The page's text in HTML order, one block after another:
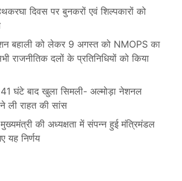
दिवस पर बुनकरों एवं शिल्पकारों को
बहाली को लेकर 9 अगस्त को NMOPS का
राजनीतिक दलों के प्रतिनिधियों को किया
घंटे बाद खुला सिमली- अल्मोड़ा नेशनल
ली राहत की सांस
की अध्यक्षता में संपन्न हुई मंत्रिमंडल
यह निर्णय